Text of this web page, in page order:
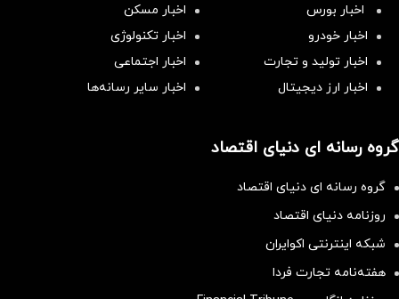
اخبار بورس
اخبار مسکن
اخبار خودرو
اخبار تکنولوژی
اخبار تولید و تجارت
اخبار اجتماعی
اخبار ارز دیجیتال
اخبار سایر رسانه‌‌ها
گروه رسانه ای دنیای اقتصاد
گروه رسانه ای دنیای اقتصاد
روزنامه دنیای اقتصاد
شبکه اینترنتی اکوایران
هفته‌نامه تجارت فردا